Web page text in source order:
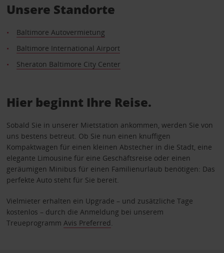
Unsere Standorte
Baltimore Autovermietung
Baltimore International Airport
Sheraton Baltimore City Center
Hier beginnt Ihre Reise.
Sobald Sie in unserer Mietstation ankommen, werden Sie von
uns bestens betreut. Ob Sie nun einen knuffigen
Kompaktwagen für einen kleinen Abstecher in die Stadt, eine
elegante Limousine für eine Geschäftsreise oder einen
geräumigen Minibus für einen Familienurlaub benötigen: Das
perfekte Auto steht für Sie bereit.
Vielmieter erhalten ein Upgrade – und zusätzliche Tage
kostenlos – durch die Anmeldung bei unserem
Treueprogramm Avis Preferred